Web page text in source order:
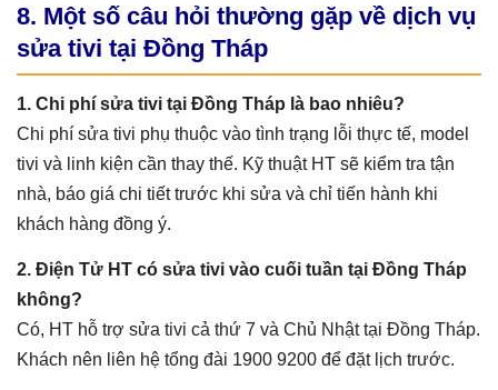
8. Một số câu hỏi thường gặp về dịch vụ
sửa tivi tại Đồng Tháp
1. Chi phí sửa tivi tại Đồng Tháp là bao nhiêu?
Chi phí sửa tivi phụ thuộc vào tình trạng lỗi thực tế, model
tivi và linh kiện cần thay thế. Kỹ thuật HT sẽ kiểm tra tận
nhà, báo giá chi tiết trước khi sửa và chỉ tiến hành khi
khách hàng đồng ý.
2. Điện Tử HT có sửa tivi vào cuối tuần tại Đồng Tháp
không?
Có, HT hỗ trợ sửa tivi cả thứ 7 và Chủ Nhật tại Đồng Tháp.
Khách nên liên hệ tổng đài 1900 9200 để đặt lịch trước.